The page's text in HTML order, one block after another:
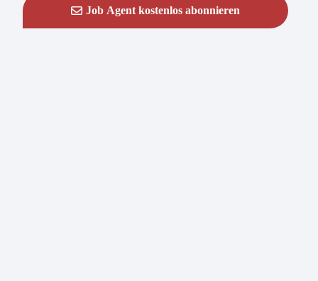
Job Agent kostenlos abonnieren